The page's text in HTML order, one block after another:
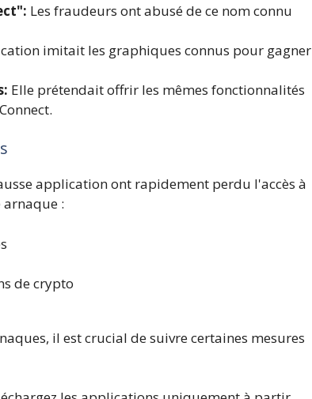
Les fraudeurs ont abusé de ce nom connu
imitait les graphiques connus pour gagner
Elle prétendait offrir les mêmes fonctionnalités
application ont rapidement perdu l'accès à
arnaque :
de crypto
il est crucial de suivre certaines mesures